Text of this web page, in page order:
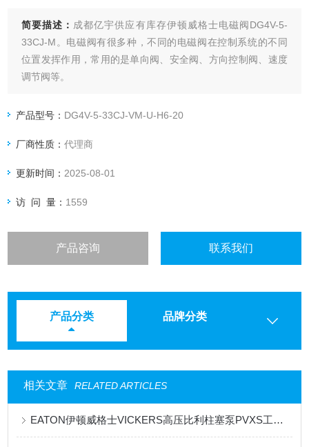
简要描述： 成都亿宇供应有库存伊顿威格士电磁阀DG4V-5-
33CJ-M。电磁阀有很多种，不同的电磁阀在控制系统的不同
位置发挥作用，常用的是单向阀、安全阀、方向控制阀、速度
调节阀等。
产品型号： DG4V-5-33CJ-VM-U-H6-20
厂商性质：代理商
更新时间： 2025-08-01
访 问 量： 1559
产品咨询 联系我们
产品分类 品牌分类
相关文章 RELATED ARTICLES
EATON伊顿威格士VICKERS高压比利柱塞泵PVXS工作原理